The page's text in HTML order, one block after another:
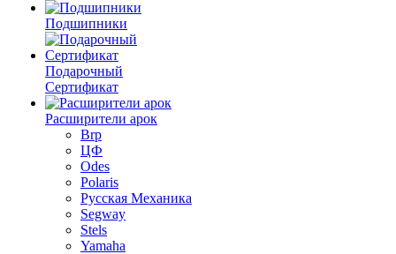
Подшипники
Подарочный
Сертификат
Расширители арок
Brp
ЦФ
Odes
Polaris
Русская Механика
Segway
Stels
Yamaha